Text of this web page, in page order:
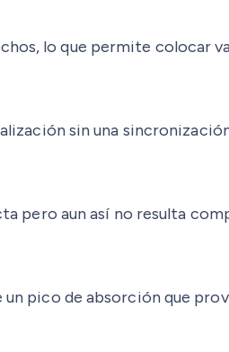
lo que permite
sin una
pero aun así no resulta
pico de absorción que